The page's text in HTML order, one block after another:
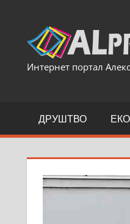
content
Интернет портал
ДРУШТВО